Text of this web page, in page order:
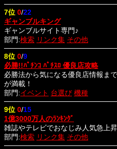
7位 0/22
ギャンブルキング
ギャンブルサイト専門♪
部門:検索 リンク集 その他
8位 0/9
必勝!!ﾊﾟﾁﾝｺ ﾊﾟﾁｽﾛ 優良店攻略
必勝法から気になる優良店情報ま
が満載！
部門:イベント 台選び 機種
9位 0/15
1億3000万人のﾗﾝｷﾝｸﾞ
雑誌やテレビでおなじみ人気急上
部門:検索 リンク集 その他